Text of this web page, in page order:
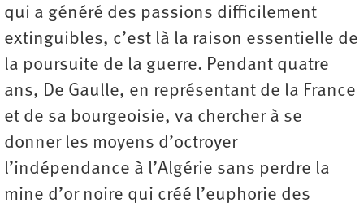
qui a généré des passions difficilement
extinguibles, c’est là la raison essentielle de
la poursuite de la guerre. Pendant quatre
ans, De Gaulle, en représentant de la France
et de sa bourgeoisie, va chercher à se
donner les moyens d’octroyer
l’indépendance à l’Algérie sans perdre la
mine d’or noire qui créé l’euphorie des